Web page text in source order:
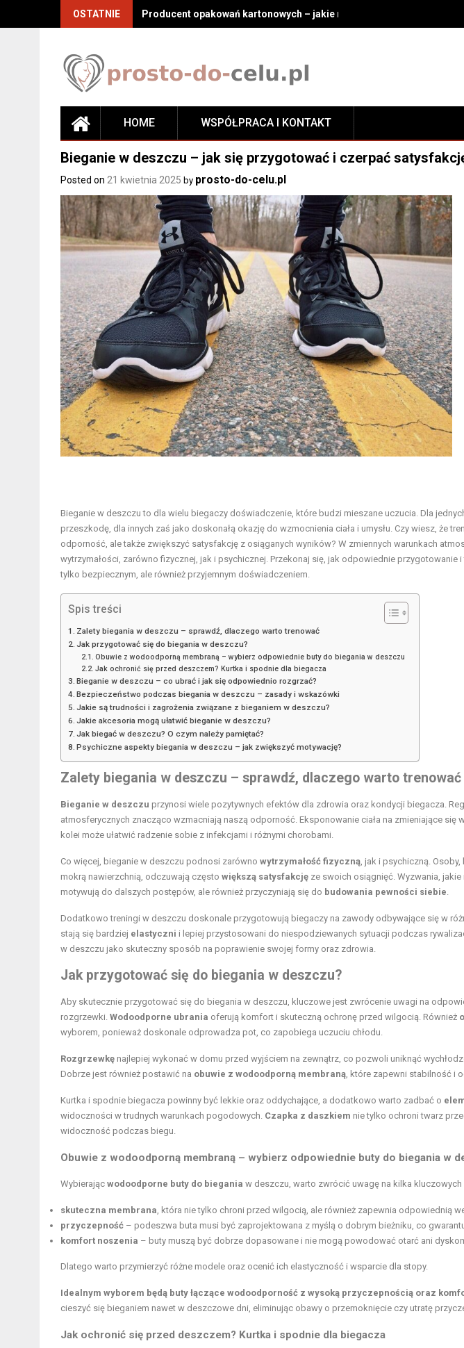
OSTATNIE Producent opakowań kartonowych – jakie rozwiązania wybrać do
HOME WSPÓŁPRACA I KONTAKT
Bieganie w deszczu – jak się przygotować i czerpać
Posted on 21 kwietnia 2025 by prosto-do-celu.pl
Bieganie w deszczu to dla wielu biegaczy doświadczenie, które budzi mieszane uczucia. Dla
przeszkodę, dla innych zaś jako doskonałą okazję do wzmocnienia ciała i umysłu. Czy wiesz, że
odporność, ale także zwiększyć satysfakcję z osiąganych wyników? W zmiennych warunkach
wytrzymałości, zarówno fizycznej, jak i psychicznej. Przekonaj się, jak odpowiednie
tylko bezpiecznym, ale również przyjemnym doświadczeniem.
Spis treści
Zalety biegania w deszczu – sprawdź, dlaczego warto trenować
Jak przygotować się do biegania w deszczu?
Obuwie z wodoodporną membraną – wybierz odpowiednie buty do biegania w deszczu
Jak ochronić się przed deszczem? Kurtka i spodnie dla biegacza
Bieganie w deszczu – co ubrać i jak się odpowiednio rozgrzać?
Bezpieczeństwo podczas biegania w deszczu – zasady i wskazówki
Jakie są trudności i zagrożenia związane z bieganiem w deszczu?
Jakie akcesoria mogą ułatwić bieganie w deszczu?
Jak biegać w deszczu? O czym należy pamiętać?
Psychiczne aspekty biegania w deszczu – jak zwiększyć motywację?
Zalety biegania w deszczu – sprawdź, dlaczego warto trenować
Bieganie w deszczu przynosi wiele pozytywnych efektów dla zdrowia oraz kondycji biegacza.
atmosferycznych znacząco wzmacniają naszą odporność. Eksponowanie ciała na zmieniające się
kolei może ułatwić radzenie sobie z infekcjami i różnymi chorobami.
Co więcej, bieganie w deszczu podnosi zarówno wytrzymałość fizyczną, jak i psychiczną.
mokrą nawierzchnią, odczuwają często większą satysfakcję ze swoich osiągnięć. Wyzwania,
motywują do dalszych postępów, ale również przyczyniają się do budowania pewności siebie.
Dodatkowo treningi w deszczu doskonale przygotowują biegaczy na zawody odbywające się w
stają się bardziej elastyczni i lepiej przystosowani do niespodziewanych sytuacji podczas
w deszczu jako skuteczny sposób na poprawienie swojej formy oraz zdrowia.
Jak przygotować się do biegania w deszczu?
Aby skutecznie przygotować się do biegania w deszczu, kluczowe jest zwrócenie uwagi na
rozgrzewki. Wodoodporne ubrania oferują komfort i skuteczną ochronę przed wilgocią. Również
wyborem, ponieważ doskonale odprowadza pot, co zapobiega uczuciu chłodu.
Rozgrzewkę najlepiej wykonać w domu przed wyjściem na zewnątrz, co pozwoli uniknąć
Dobrze jest również postawić na obuwie z wodoodporną membraną, które zapewni stabilność i
Kurtka i spodnie biegacza powinny być lekkie oraz oddychające, a dodatkowo warto zadbać o
widoczności w trudnych warunkach pogodowych. Czapka z daszkiem nie tylko ochroni twarz
widoczność podczas biegu.
Obuwie z wodoodporną membraną – wybierz odpowiednie buty do biegania w
Wybierając wodoodporne buty do biegania w deszczu, warto zwrócić uwagę na kilka kluczowych
skuteczna membrana, która nie tylko chroni przed wilgocią, ale również zapewnia odpowiednią
przyczepność – podeszwa buta musi być zaprojektowana z myślą o dobrym bieżniku, co
komfort noszenia – buty muszą być dobrze dopasowane i nie mogą powodować otarć ani
Dlatego warto przymierzyć różne modele oraz ocenić ich elastyczność i wsparcie dla stopy.
Idealnym wyborem będą buty łączące wodoodporność z wysoką przyczepnością oraz
cieszyć się bieganiem nawet w deszczowe dni, eliminując obawy o przemoknięcie czy utratę
Jak ochronić się przed deszczem? Kurtka i spodnie dla biegacza